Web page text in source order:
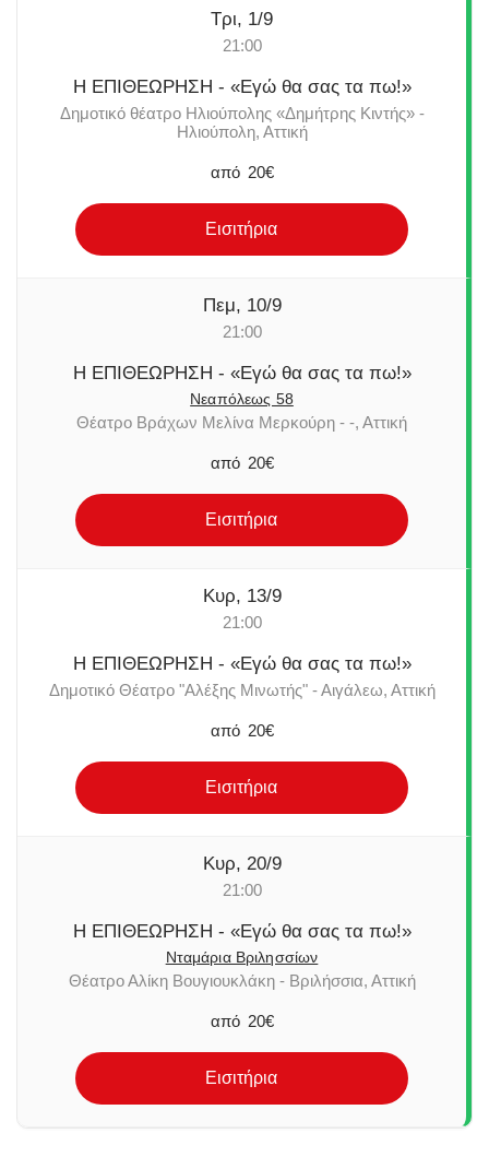
Τρι, 1/9
21:00
Η ΕΠΙΘΕΩΡΗΣΗ - «Εγώ θα σας τα πω!»
Δημοτικό θέατρο Ηλιούπολης «Δημήτρης Κιντής» -
Ηλιούπολη, Αττική
από 20€
Εισιτήρια
Πεμ, 10/9
21:00
Η ΕΠΙΘΕΩΡΗΣΗ - «Εγώ θα σας τα πω!»
Νεαπόλεως 58
Θέατρο Βράχων Μελίνα Μερκούρη - -, Αττική
από 20€
Εισιτήρια
Κυρ, 13/9
21:00
Η ΕΠΙΘΕΩΡΗΣΗ - «Εγώ θα σας τα πω!»
Δημοτικό Θέατρο "Αλέξης Μινωτής" - Αιγάλεω, Αττική
από 20€
Εισιτήρια
Κυρ, 20/9
21:00
Η ΕΠΙΘΕΩΡΗΣΗ - «Εγώ θα σας τα πω!»
Νταμάρια Βριλησσίων
Θέατρο Αλίκη Βουγιουκλάκη - Βριλήσσια, Αττική
από 20€
Εισιτήρια